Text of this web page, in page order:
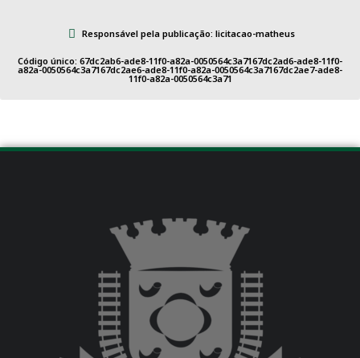
Responsável pela publicação: licitacao-matheus
Código único: 67dc2ab6-ade8-11f0-a82a-0050564c3a7167dc2ad6-ade8-11f0-
a82a-0050564c3a7167dc2ae6-ade8-11f0-a82a-0050564c3a7167dc2ae7-ade8-
11f0-a82a-0050564c3a71